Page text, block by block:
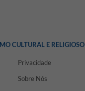
CULTURAL E RELIGIOSO
Privacidade
Sobre Nós